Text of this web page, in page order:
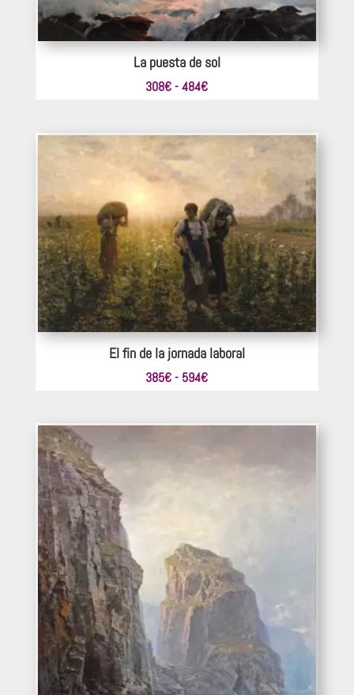
La puesta de sol
308€ - 484€Rango
308€
484€
El fin de la jornada laboral
385€ - 594€Rango